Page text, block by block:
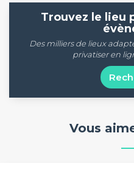
Trouvez le lieu
Des milliers de lieux
privatiser en
Vous